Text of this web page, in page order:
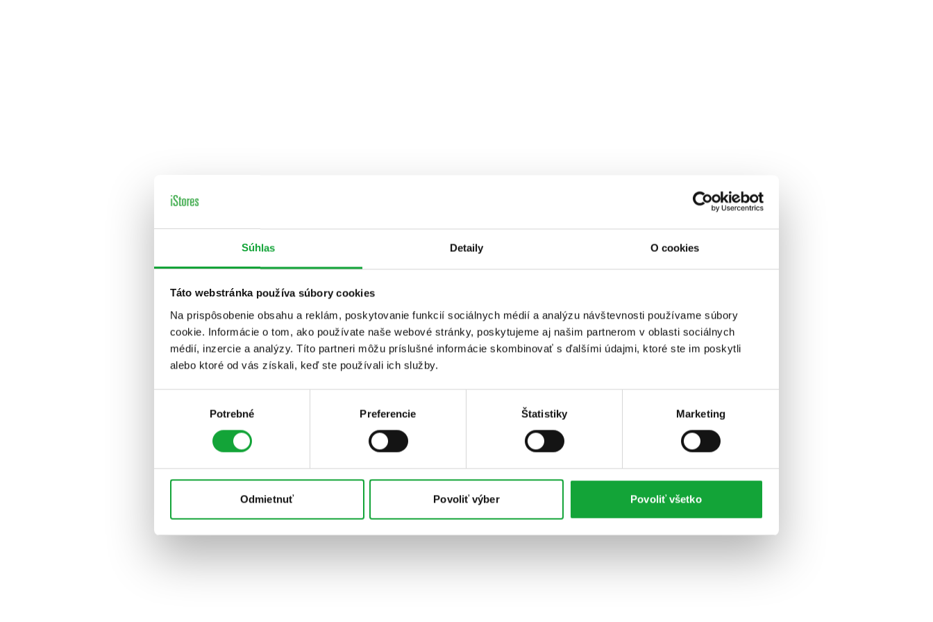
Súhlas Detaily O cookies
Táto webstránka používa súbory cookies
Na prispôsobenie obsahu a reklám, poskytovanie funkcií sociálnych médií a analýzu návštevnosti používame súbory
cookie. Informácie o tom, ako používate naše webové stránky, poskytujeme aj našim partnerom v oblasti sociálnych
médií, inzercie a analýzy. Títo partneri môžu príslušné informácie skombinovať s ďalšími údajmi, ktoré ste im poskytli
alebo ktoré od vás získali, keď ste používali ich služby.
Potrebné Preferencie Štatistiky Marketing
Odmietnuť Povoliť výber Povoliť všetko